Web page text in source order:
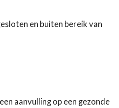
en buiten bereik van
aanvulling op een gezonde